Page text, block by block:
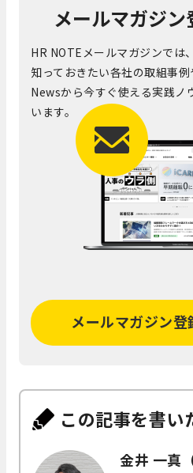
メールマガジン
HR NOTEメールマガジンでは
知っておきたい各社の取組事
Newsから今すぐ使える実践ノ
います。
メールマガジン登
この記事を書い
金井 一真